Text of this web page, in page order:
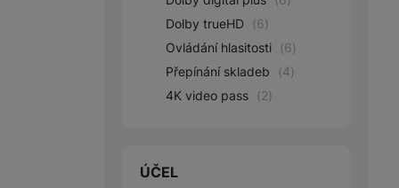
Dolby trueHD
(6)
Ovládání hlasitosti
(6)
Přepínání skladeb
(4)
4K video pass
(2)
ÚČEL